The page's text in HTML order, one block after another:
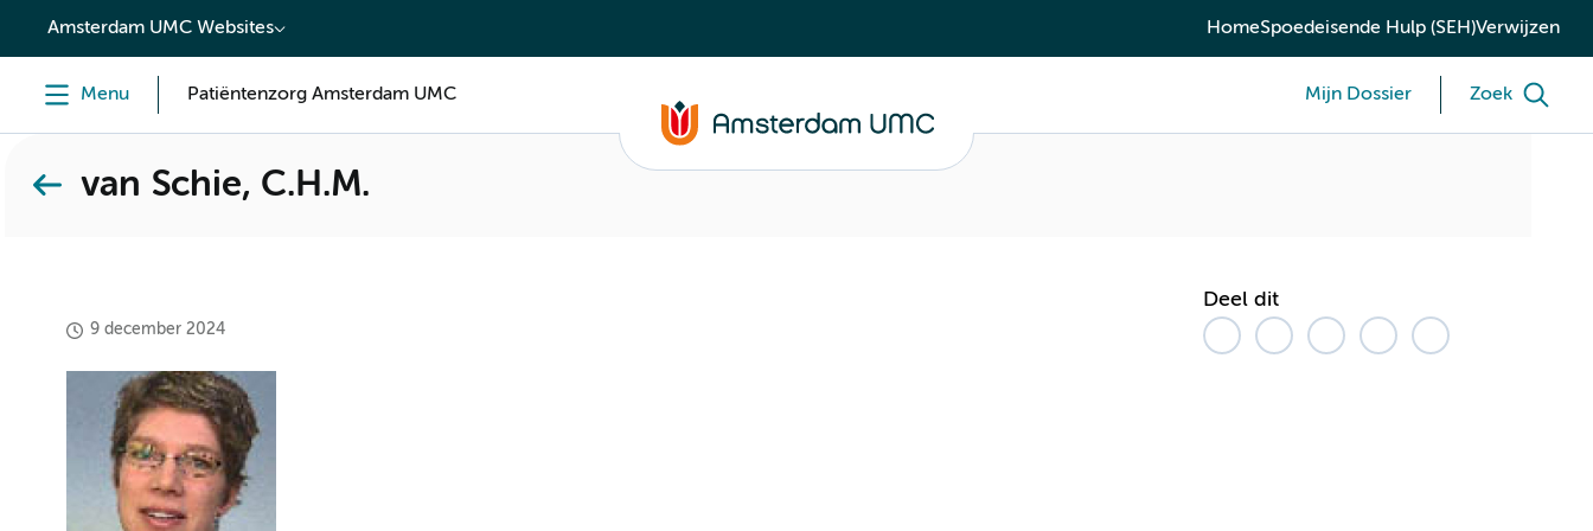
content
Amsterdam UMC Websites HomeSpoedeisende Hulp (SEH)Verwijzen
Menu Patiëntenzorg Amsterdam UMC Mijn Dossier Zoek
van Schie, C.H.M.
9 december 2024
Deel dit